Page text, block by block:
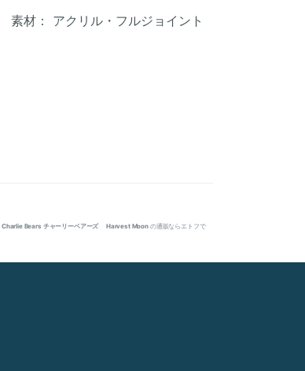
素材： アクリル・フルジョイント
Charlie Bears チャーリーベアーズ Harvest Moon の通販ならエトフで